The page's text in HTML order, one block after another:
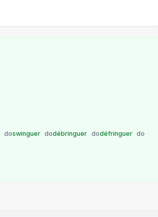
doswinguer dodébringuer dodéfringuer do